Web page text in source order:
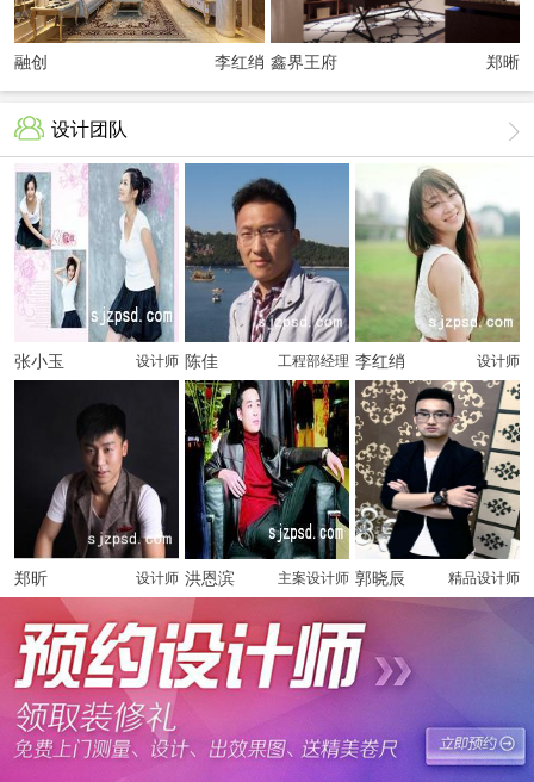
融创 李红绡 鑫界王府 郑晰
设计团队
张小玉 设计师 陈佳 工程部经理 李红绡 设计师
郑昕 设计师 洪恩滨 主案设计师 郭晓辰 精品设计师